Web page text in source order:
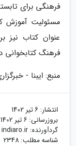
مسئولیت آموزش
عنوان کتاب نیز
فرهنگ
منبع: ایبنا -
انتشار: 6 تیر 1402
بروزرسانی: 6 تیر 1402
گردآورنده: indiaro.ir
شناسه مطلب: 2348